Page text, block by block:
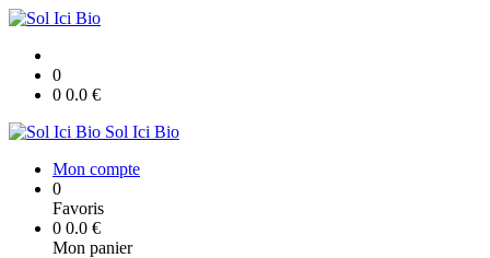
0
0 0.0 €
Sol Ici Bio
Mon compte
0
Favoris
0 0.0 €
Mon panier